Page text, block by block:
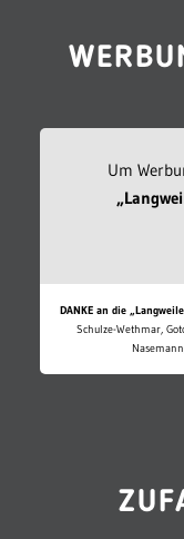
Um
DANKE an die
Schulze-Wethmar,